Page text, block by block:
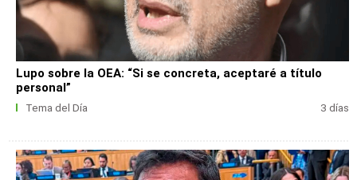
Lupo sobre la OEA: “Si se concreta, aceptaré a título
personal”
Tema del Día 3 días